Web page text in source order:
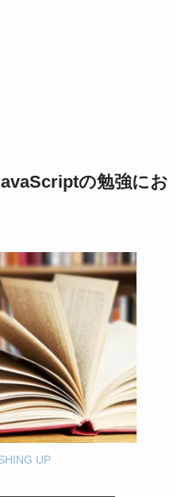
の勉強にお
UP